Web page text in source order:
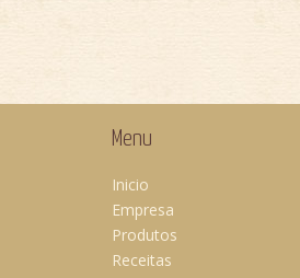
Menu
Inicio
Empresa
Produtos
Receitas